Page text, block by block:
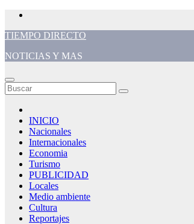
Saltar
contenido
TIEMPO DIRECTO
NOTICIAS Y MAS
INICIO
Nacionales
Internacionales
Economia
Turismo
PUBLICIDAD
Locales
Medio ambiente
Cultura
Reportajes